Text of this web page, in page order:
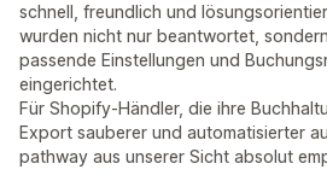
schnell, freundlich und
wurden nicht nur beantwortet,
passende Einstellungen und
eingerichtet.
Für Shopify-Händler, die ihre
Export sauberer und automatisierter
pathway aus unserer Sicht absolut